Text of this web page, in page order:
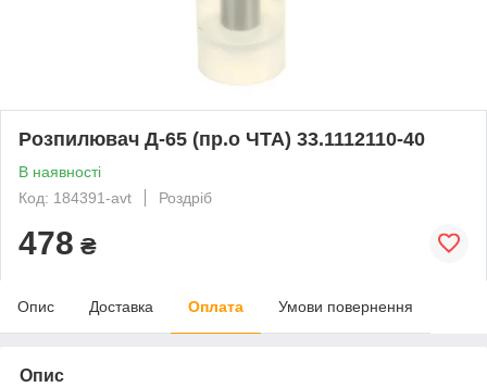
Розпилювач Д-65 (пр.о ЧТА) 33.1112110-40
В наявності
Код: 184391-avt
Роздріб
478 ₴
Опис Доставка Оплата Умови повернення
Опис